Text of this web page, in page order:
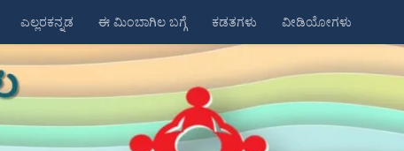
ಎಲ್ಲರಕನ್ನಡ ಈ ಮಿಂಬಾಗಿಲ ಬಗ್ಗೆ ಕಡತಗಳು ವೀಡಿಯೋಗಳು